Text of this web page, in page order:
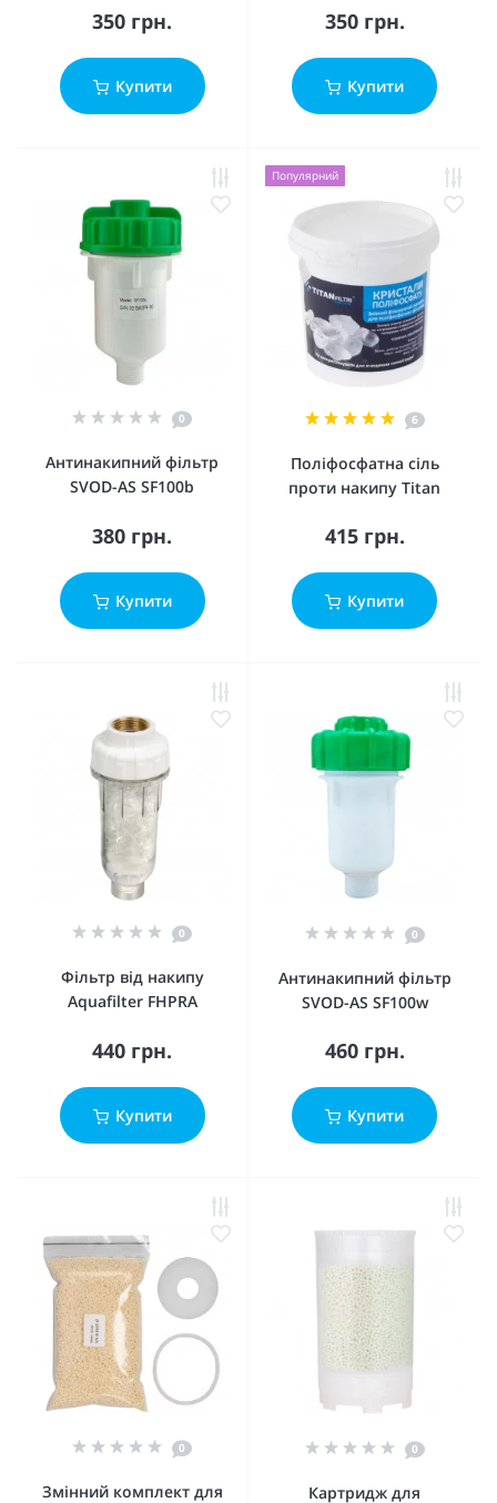
350 грн.
Купити
350 грн.
Купити
0
Антинакипний фільтр
SVOD-AS SF100b
380 грн.
Купити
Популярний
6
Поліфосфатна сіль
проти накипу Titan
415 грн.
Купити
0
Фільтр від накипу
Aquafilter FHPRA
440 грн.
Купити
0
Антинакипний фільтр
SVOD-AS SF100w
460 грн.
Купити
0
Змінний комплект для
0
Картридж для